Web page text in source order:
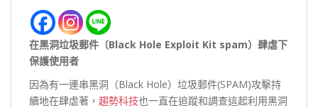
在黑洞垃圾郵件（Black Hole Exploit Kit spam）肆虐下
保護使用者
因為有一連串黑洞（Black Hole）垃圾郵件(SPAM)攻擊持
續地在肆虐著， 趨勢科技也一直在追蹤和調查這起利用黑洞